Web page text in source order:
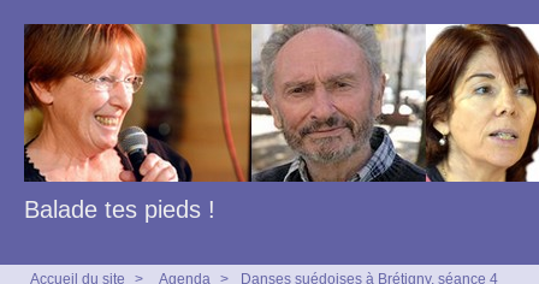
Balade tes pieds !
Accueil du site > Agenda > Danses suédoises à Brétigny, séance 4